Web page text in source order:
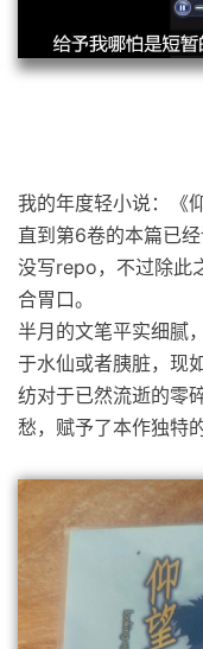
我的年度轻小说：《
直到第6卷的本篇已
没写repo，不过除此
合胃口。
半月的文笔平实细腻
于水仙或者胰脏，现
纺对于已然流逝的零
愁，赋予了本作独特